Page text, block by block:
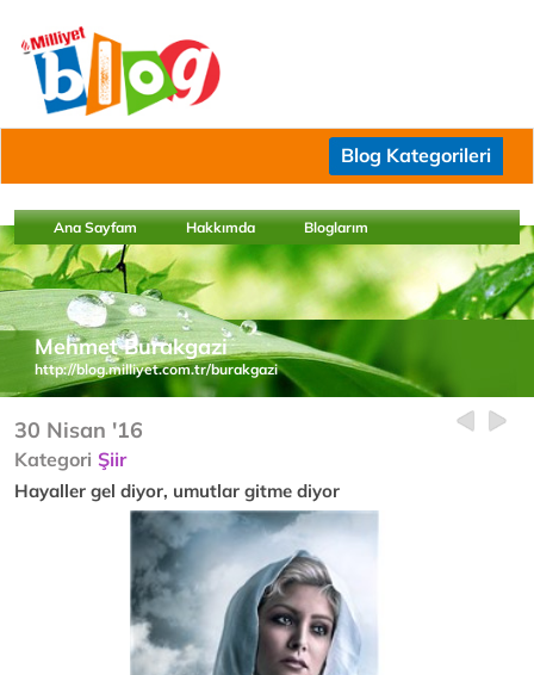
Blog Kategorileri
Ana Sayfam Hakkımda Bloglarım
Mehmet Burakgazi
http://blog.milliyet.com.tr/burakgazi
30 Nisan '16
Kategori Şiir
Hayaller gel diyor, umutlar gitme diyor